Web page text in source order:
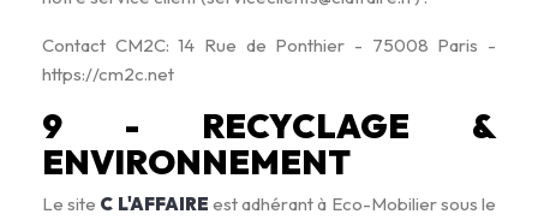
Contact CM2C: 14 Rue de Ponthier - 75008 Paris -
https://cm2c.net
9 - RECYCLAGE &
ENVIRONNEMENT
Le site C L'AFFAIRE est adhérant à Eco-Mobilier sous le